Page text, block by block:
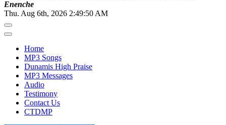
Enenche
Thu. Aug 6th, 2026 2:49:51 AM
Home
MP3 Songs
Dunamis High Praise
MP3 Messages
Audio
Testimony
Contact Us
CTDMP